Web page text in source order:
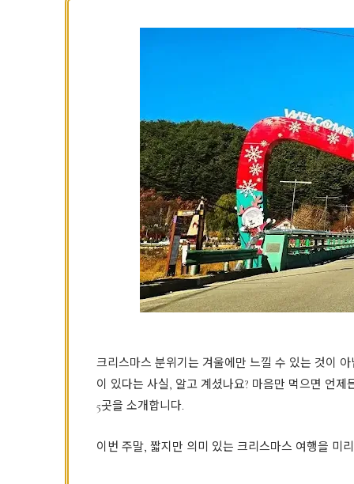
크리스마스 분위기는 겨울에만 느낄 수 있는 것이
이 있다는 사실, 알고 계셨나요? 마음만 먹으면 언
5곳을 소개합니다.
이번 주말, 짧지만 의미 있는 크리스마스 여행을 미